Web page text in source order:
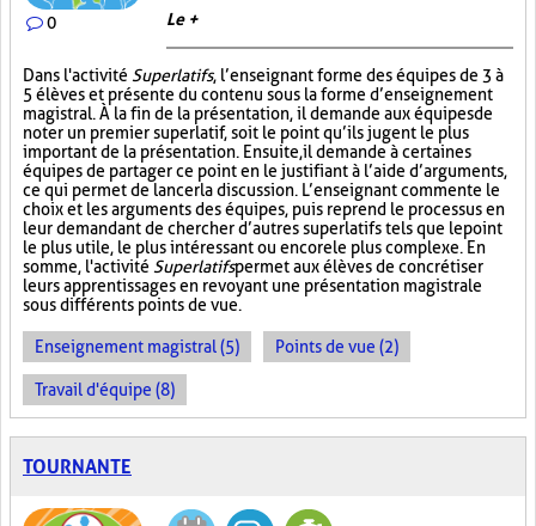
0 Le +
Dans l'activité Superlatifs, l’enseignant forme des équipes de 3 à
5 élèves et présente du contenu sous la forme d’enseignement
magistral. À la fin de la présentation, il demande aux équipes de
noter un premier superlatif, soit le point qu’ils jugent le plus
important de la présentation. Ensuite, il demande à certaines
équipes de partager ce point en le justifiant à l’aide d’arguments,
ce qui permet de lancer la discussion. L’enseignant commente le
choix et les arguments des équipes, puis reprend le processus en
leur demandant de chercher d’autres superlatifs tels que le point
le plus utile, le plus intéressant ou encore le plus complexe. En
somme, l'activité Superlatifspermet aux élèves de concrétiser
leurs apprentissages en revoyant une présentation magistrale
sous différents points de vue.
Enseignement magistral (5) Points de vue (2)
Travail d'équipe (8)
TOURNANTE